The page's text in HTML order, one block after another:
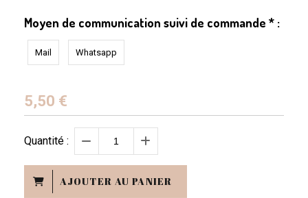
Moyen de communication suivi de commande * :
Mail Whatsapp
5,50 €
Quantité :
AJOUTER AU PANIER